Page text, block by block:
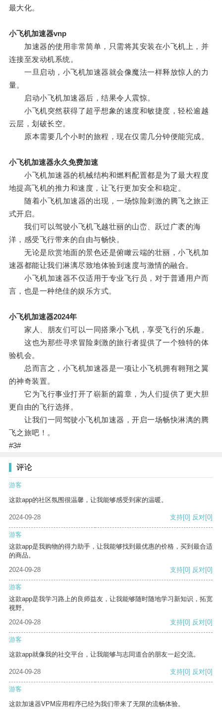
最大化。
小飞机加速器vnp
加速器的使用非常简单，只需将其安装在小飞机上，并
连接至发动机系统。
一旦启动，小飞机加速器就会像魔法一样释放惊人的力
量。
启动小飞机加速器后，结果令人震惊。
小飞机突然获得了超乎想象的速度和敏捷度，轻松逾越
云层，划破长空。
原本需要几个小时的旅程，现在仅需几分钟便能完成。
小飞机加速器永久免费加速
小飞机加速器的机械结构和燃料配置都是为了最大程度
地提高飞机的推力和速度，让飞行更加安全和稳定。
随着小飞机加速器的出现，一场惊险刺激的腾飞之旅正
式开启。
我们可以驾驶小飞机飞越壮丽的山峦、跃过广袤的海
洋，感受飞行带来的自由与畅快。
无论是欣赏地面的景色还是俯瞰云端的壮丽，小飞机加
速器都能让我们淋漓尽致地体验到速度与激情的融合。
小飞机加速器不仅适用于专业飞行员，对于普通用户而
言，也是一种绝佳的娱乐方式。
小飞机加速器2024年
家人、朋友们可以一同搭乘小飞机，享受飞行的乐趣。
这也为那些寻求冒险刺激的旅行者提供了一个独特的体
验机会。
总而言之，小飞机加速器是一项让小飞机拥有翱翔之翼
的神奇装置。
它为飞行事业打开了崭新的篇章，为人们提供了更大胆
更自由的飞行选择。
让我们一同驾驶小飞机加速器，开启一场畅快淋漓的腾
飞之旅吧！。
#3#
评论
游客
这款app的社区氛围很温馨，让我能够感受到家的温暖。
2024-09-28 支持[0] 反对[0]
游客
这款app是我购物的得力助手，让我能够找到最优惠的价格，买到最合适
的商品。
2024-09-28
支持[0] 反对[0]
游客
这款app是我学习路上的良师益友，让我能够随时随地学习新知识，拓宽
视野。
2024-09-28
支持[0] 反对[0]
游客
这款app就像我的社交平台，让我能够与志同道合的朋友一起交流。
2024-09-28 支持[0] 反对[0]
游客
这款加速器VPM应用程序已经为我们带来了无限的流畅体验。